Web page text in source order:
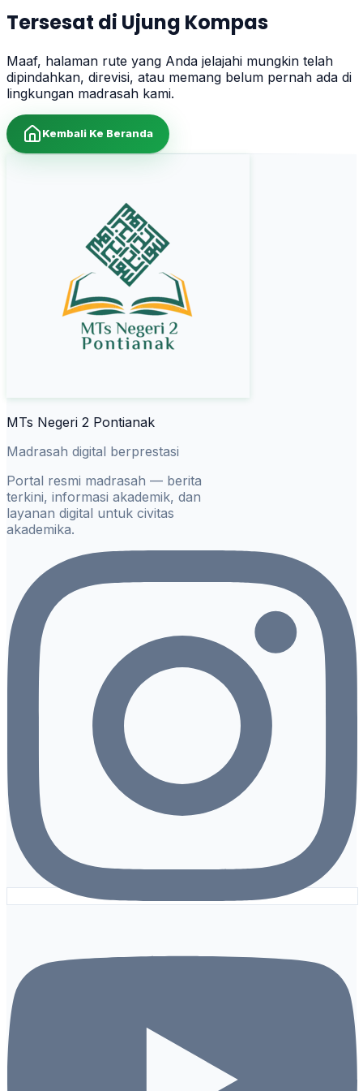
Tersesat di Ujung Kompas
Maaf, halaman rute yang Anda jelajahi mungkin telah
dipindahkan, direvisi, atau memang belum pernah ada di
lingkungan madrasah kami.
Kembali Ke Beranda
MTs Negeri 2 Pontianak
Madrasah digital berprestasi
Portal resmi madrasah — berita
terkini, informasi akademik, dan
layanan digital untuk civitas
akademika.